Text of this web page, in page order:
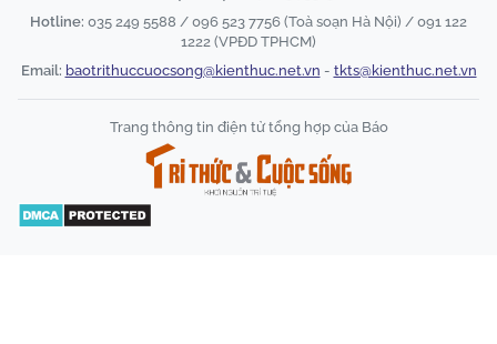
Hotline: 035 249 5588 / 096 523 7756 (Toà soạn Hà Nội) / 091 122
1222 (VPĐD TPHCM)
Email: baotrithuccuocsong@kienthuc.net.vn - tkts@kienthuc.net.vn
Trang thông tin điện tử tổng hợp của Báo